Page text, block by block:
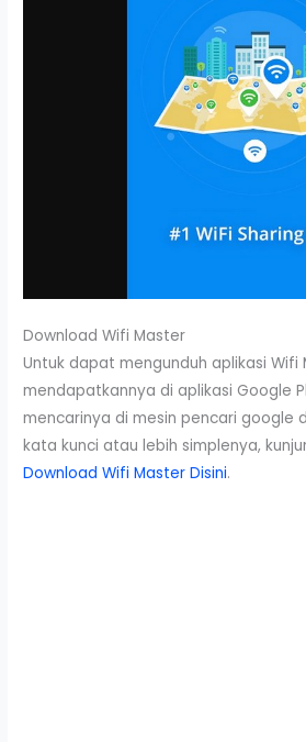
Download Wifi Master
Untuk dapat mengunduh aplikasi Wifi
mendapatkannya di aplikasi Google
mencarinya di mesin pencari google
kata kunci atau lebih simplenya,
Download Wifi Master Disini.